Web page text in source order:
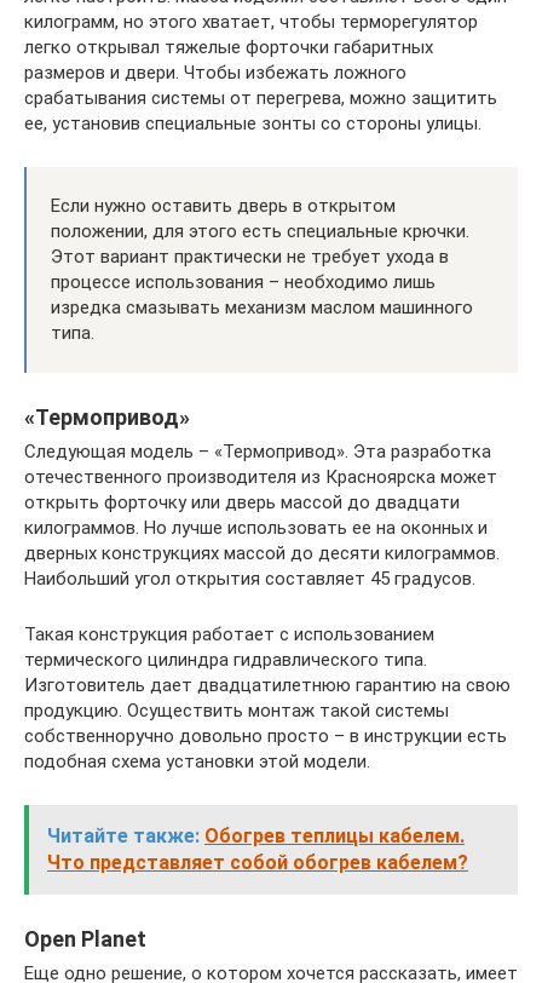
килограмм, но этого хватает, чтобы терморегулятор
легко открывал тяжелые форточки габаритных
размеров и двери. Чтобы избежать ложного
срабатывания системы от перегрева, можно защитить
ее, установив специальные зонты со стороны улицы.
Если нужно оставить дверь в открытом
положении, для этого есть специальные крючки.
Этот вариант практически не требует ухода в
процессе использования – необходимо лишь
изредка смазывать механизм маслом машинного
типа.
«Термопривод»
Следующая модель – «Термопривод». Эта разработка
отечественного производителя из Красноярска может
открыть форточку или дверь массой до двадцати
килограммов. Но лучше использовать ее на оконных и
дверных конструкциях массой до десяти килограммов.
Наибольший угол открытия составляет 45 градусов.
Такая конструкция работает с использованием
термического цилиндра гидравлического типа.
Изготовитель дает двадцатилетнюю гарантию на свою
продукцию. Осуществить монтаж такой системы
собственноручно довольно просто – в инструкции есть
подобная схема установки этой модели.
Читайте также: Обогрев теплицы кабелем.
Что представляет собой обогрев кабелем?
Open Planet
Еще одно решение, о котором хочется рассказать, имеет